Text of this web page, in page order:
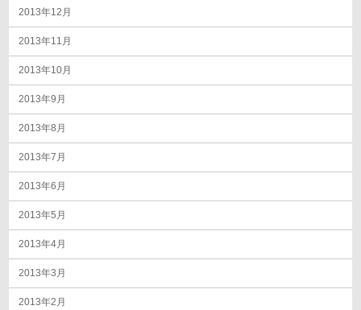
2013年12月
2013年11月
2013年10月
2013年9月
2013年8月
2013年7月
2013年6月
2013年5月
2013年4月
2013年3月
2013年2月